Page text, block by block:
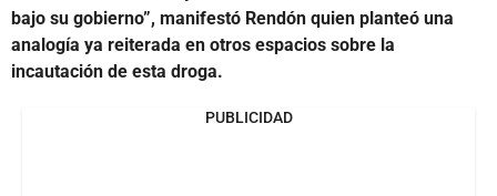
bajo su gobierno”, manifestó Rendón quien planteó una
analogía ya reiterada en otros espacios sobre la
incautación de esta droga.
PUBLICIDAD